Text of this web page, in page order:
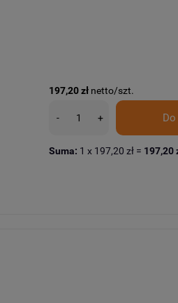
197,20 zł netto/szt.
- +
Suma: 1 x 197,20 zł = 197,20